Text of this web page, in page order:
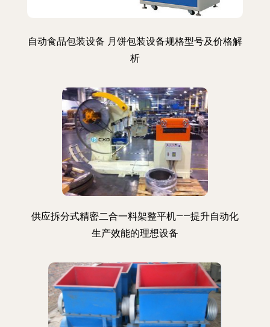
自动食品包装设备 月饼包装设备规格型号及价格解
析
供应拆分式精密二合一料架整平机——提升自动化
生产效能的理想设备